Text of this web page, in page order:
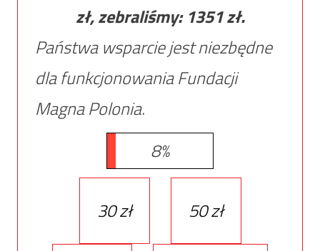
zł, zebraliśmy: 1351zł.
Państwa wsparcie jest niezbędne
dla funkcjonowania Fundacji
Magna Polonia.
8%
30 zł 50 zł